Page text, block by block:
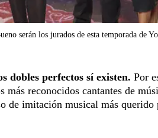
serán los jurados de esta temporada de
dobles perfectos sí existen. Por
más reconocidos cantantes de
de imitación musical más